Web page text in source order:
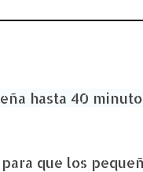
hasta 40
que los